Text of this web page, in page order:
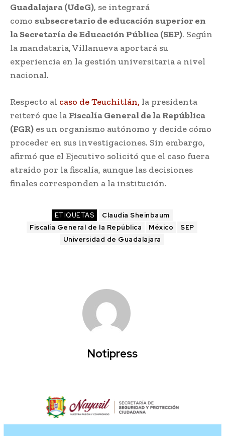
Guadalajara (UdeG), se integrará
como subsecretario de educación superior en
la Secretaría de Educación Pública (SEP). Según
la mandataria, Villanueva aportará su
experiencia en la gestión universitaria a nivel
nacional.
Respecto al caso de Teuchitlán, la presidenta
reiteró que la Fiscalía General de la República
(FGR) es un organismo autónomo y decide cómo
proceder en sus investigaciones. Sin embargo,
afirmó que el Ejecutivo solicitó que el caso fuera
atraído por la fiscalía, aunque las decisiones
finales corresponden a la institución.
ETIQUETAS
Claudia Sheinbaum
Fiscalía General de la República
México
SEP
Universidad de Guadalajara
Notipress